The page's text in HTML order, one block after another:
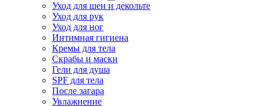
Уход для шеи и декольте
Уход для рук
Уход для ног
Интимная гигиена
Кремы для тела
Скрабы и маски
Гели для душа
SPF для тела
После загара
Увлажнение